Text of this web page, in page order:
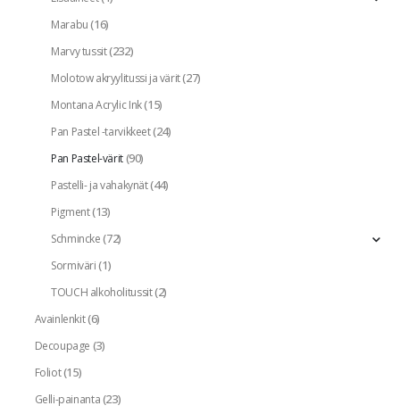
Marabu (16)
Marvy tussit(232)
Molotow akryylitussi ja värit(27)
Montana Acrylic Ink(15)
Pan Pastel -tarvikkeet(24)
Pan Pastel-värit(90)
Pastelli- ja vahakynät(44)
Pigment(13)
Schmincke(72)
Sormiväri(1)
TOUCH alkoholitussit(2)
Avainlenkit(6)
Decoupage (3)
Foliot(15)
Gelli-painanta(23)